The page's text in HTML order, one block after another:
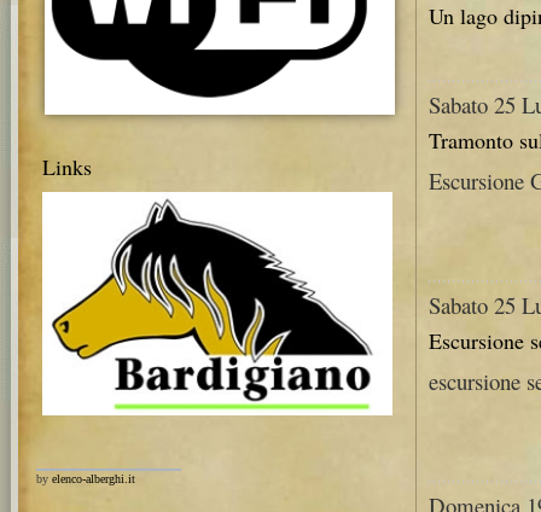
Links
by elenco-alberghi.it
Un lago
Sabato 25
Tramonto
Escursione
Sabato 25
Escursione
escursione
Domenica